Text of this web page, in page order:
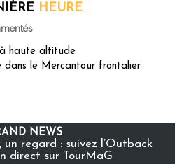
HEURE
à haute altitude
dans le Mercantour frontalier
NEWS
un regard : suivez l’Outback
direct sur TourMaG